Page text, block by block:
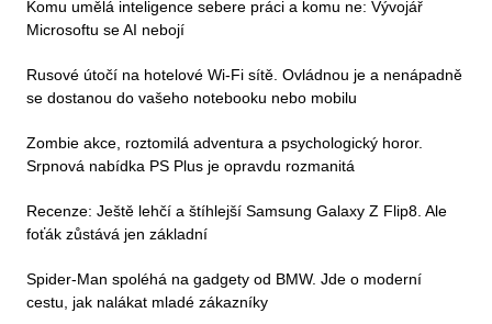
Komu umělá inteligence sebere práci a komu ne: Vývojář
Microsoftu se AI nebojí
Rusové útočí na hotelové Wi-Fi sítě. Ovládnou je a nenápadně
se dostanou do vašeho notebooku nebo mobilu
Zombie akce, roztomilá adventura a psychologický horor.
Srpnová nabídka PS Plus je opravdu rozmanitá
Recenze: Ještě lehčí a štíhlejší Samsung Galaxy Z Flip8. Ale
foťák zůstává jen základní
Spider-Man spoléhá na gadgety od BMW. Jde o moderní
cestu, jak nalákat mladé zákazníky